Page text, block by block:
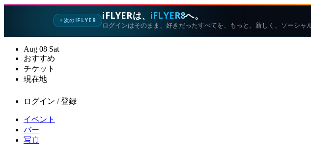
✦次のIFLYER iFLYERは、 iFLYER8へ。
ログインはそのまま、好きだったすべてを、もっと。新しく、ソーシャル
Aug 08 Sat
おすすめ
チケット
現在地
ログイン / 登録
イベント
バー
写真